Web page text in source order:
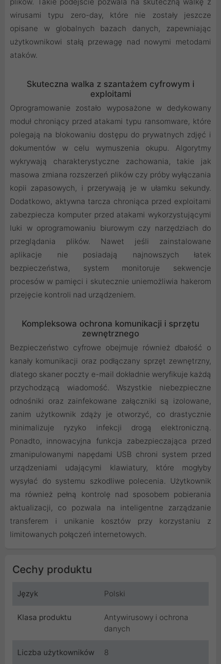
wirusami typu zero-day, które nie zostały jeszcze
opisane w globalnych bazach danych, zapewniając
użytkownikowi stałą przewagę nad nowymi metodami
ataków.
Skuteczna walka z szantażem cyfrowym i
exploitami
Oprogramowanie zostało wyposażone w dedykowany
moduł chroniący przed atakami typu ransomware, które
polegają na blokowaniu dostępu do prywatnych zdjęć i
dokumentów w celu wymuszenia okupu. Algorytmy
wykrywają charakterystyczne zachowania, takie jak
masowa zmiana rozszerzeń plików czy próby wyłączania
kopii zapasowych, i przerywają je w ułamku sekundy.
Dodatkowo, aktywna tarcza chroniąca przed exploitami
zabezpiecza komputer przed atakami wykorzystującymi
luki w oprogramowaniu biurowym czy narzędziach do
przeglądania plików. Nawet jeśli zainstalowane
aplikacje nie posiadają najnowszych łatek
bezpieczeństwa, system monitoruje sekwencje
procesów w pamięci i skutecznie uniemożliwia hakerom
przejęcie kontroli nad urządzeniem.
Kompleksowa ochrona komunikacji i sprzętu
zewnętrznego
Bezpieczeństwo cyfrowe obejmuje również dbałość o
kanały komunikacji oraz podłączany sprzęt zewnętrzny,
dlatego skaner poczty e-mail dokładnie weryfikuje każdą
przychodzącą wiadomość. Wszystkie niebezpieczne
odnośniki oraz zainfekowane załączniki są izolowane,
zanim użytkownik zdąży je otworzyć, co drastycznie
minimalizuje ryzyko infekcji drogą elektroniczną.
Ponadto, innowacyjna funkcja zabezpieczająca przed
zmanipulowanymi napędami USB chroni system przed
urządzeniami udającymi klawiatury, które mogłyby
wysyłać do systemu szkodliwe polecenia. Użytkownik
ma również pełną kontrolę nad sposobem pobierania
aktualizacji, co pozwala na inteligentne zarządzanie
transferem i unikanie kosztów przy korzystaniu z
limitowanych połączeń internetowych.
Cechy produktu
Język Polski
Klasa produktu
Antywirusowy i ochrona
danych
Liczba użytkowników 8